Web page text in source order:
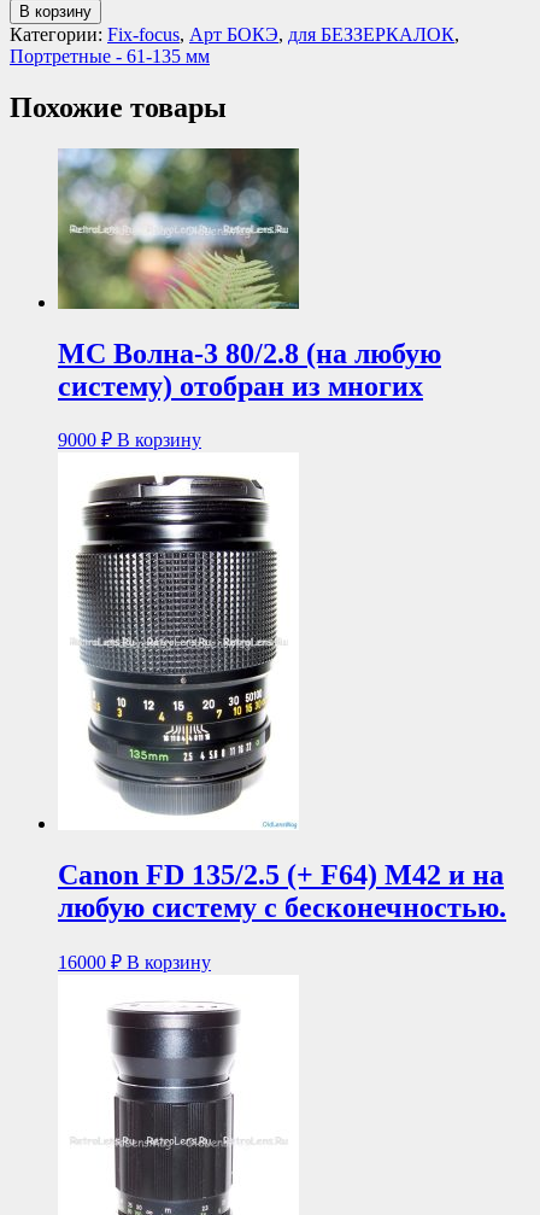
В корзину
Категории: Fix-focus, Арт БОКЭ, для БЕЗЗЕРКАЛОК,
Портретные - 61-135 мм
Похожие товары
МС Волна-3 80/2.8 (на любую
систему) отобран из многих
9000 ₽ В корзину
Canon FD 135/2.5 (+ F64) М42 и на
любую систему с бесконечностью.
16000 ₽ В корзину